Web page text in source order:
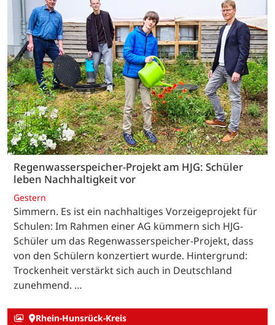
Regenwasserspeicher-Projekt am HJG: Schüler
leben Nachhaltigkeit vor
Gestern
Simmern. Es ist ein nachhaltiges Vorzeigeprojekt für
Schulen: Im Rahmen einer AG kümmern sich HJG-
Schüler um das Regenwasserspeicher-Projekt, dass
von den Schülern konzertiert wurde. Hintergrund:
Trockenheit verstärkt sich auch in Deutschland
zunehmend. …
Rhein-Hunsrück-Kreis